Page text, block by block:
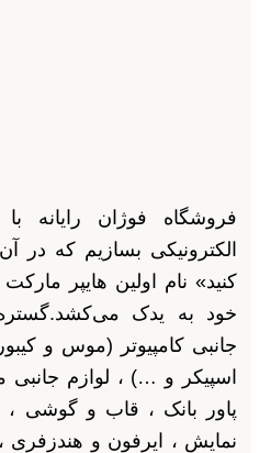
فروشگاه فوژان رایانه با
الکترونیکی بسازیم که در آن
کنید» نام اولین هایپر مارکت
خود به یدک می‌کشد.گستره ی
جانبی کامپیوتر (موس و
اسپیکر و …) ، لوازم جانبی
پاور بانک ، قاب و گوشی ،
نمایش ، ایرفون و هندزفری ،